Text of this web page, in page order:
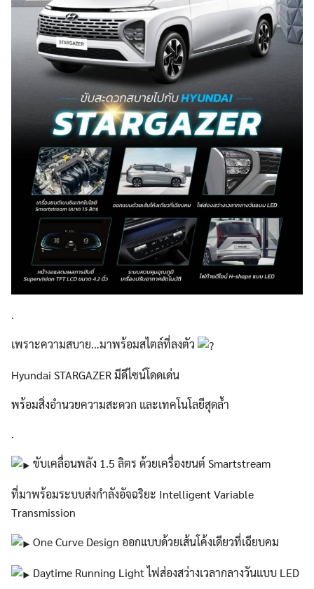
.
เพราะความสบาย…มาพร้อมสไตล์ที่ลงตัว
Hyundai STARGAZER มีดีไซน์โดดเด่น
พร้อมสิ่งอำนวยความสะดวก และเทคโนโลยีสุดล้ำ
.
ขับเคลื่อนพลัง 1.5 ลิตร ด้วยเครื่องยนต์ Smartstream
ที่มาพร้อมระบบส่งกําลังอัจฉริยะ Intelligent Variable
Transmission
One Curve Design ออกแบบด้วยเส้นโค้งเดียวที่เฉียบคม
Daytime Running Light ไฟส่องสว่างเวลากลางวันแบบ LED